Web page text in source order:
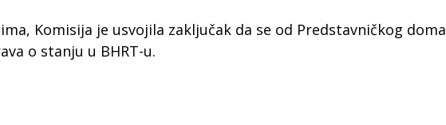
Komisija je usvojila zaključak da se od Predstavničkog doma
o stanju u BHRT-u.